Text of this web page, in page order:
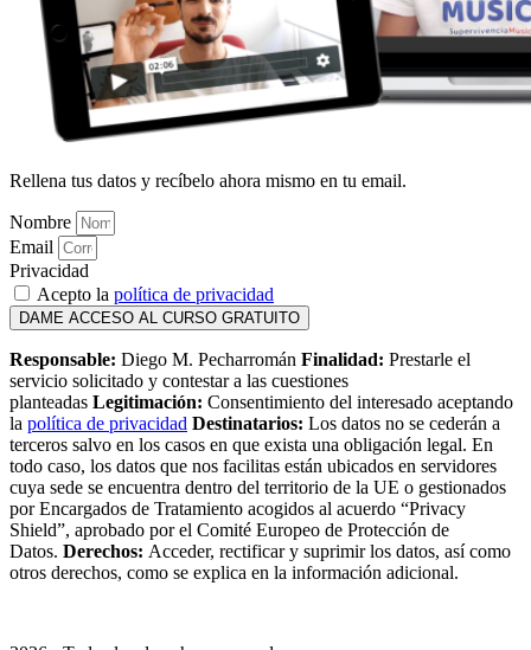
Rellena tus datos y recíbelo ahora mismo en tu email.
Nombre
Email
Privacidad
Acepto la política de privacidad
DAME ACCESO AL CURSO GRATUITO
Responsable: Diego M. Pecharromán Finalidad: Prestarle el
servicio solicitado y contestar a las cuestiones
planteadas Legitimación: Consentimiento del interesado aceptando
la política de privacidad Destinatarios: Los datos no se cederán a
terceros salvo en los casos en que exista una obligación legal. En
todo caso, los datos que nos facilitas están ubicados en servidores
cuya sede se encuentra dentro del territorio de la UE o gestionados
por Encargados de Tratamiento acogidos al acuerdo “Privacy
Shield”, aprobado por el Comité Europeo de Protección de
Datos. Derechos: Acceder, rectificar y suprimir los datos, así como
otros derechos, como se explica en la información adicional.